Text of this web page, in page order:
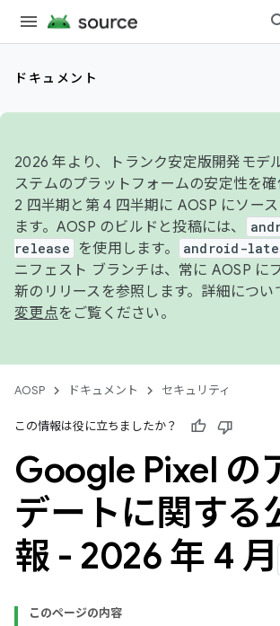
ドキュメント
2026 年より、トランク安定版開発モデ
ステムのプラットフォームの安定性を
2 四半期と第 4 四半期に AOSP にソー
ます。AOSP のビルドと投稿には、
release
を使用します。 android-
ニフェスト ブランチは、常に AOSP に
新のリリースを参照します。詳細につい
変更点をご覧ください。
AOSP ドキュメント セキュリティ
この情報は役に立ちましたか？
Google Pixel の
デートに関する
報 - 2026 年 4 月
このページの内容